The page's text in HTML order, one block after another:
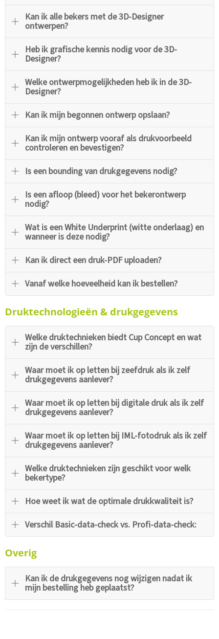
Kan ik alle bekers met de 3D-Designer
ontwerpen?
Heb ik grafische kennis nodig voor de 3D-
Designer?
Welke ontwerpmogelijkheden heb ik in de 3D-
Designer?
Kan ik mijn begonnen ontwerp opslaan?
Kan ik mijn ontwerp vooraf als drukvoorbeeld
controleren en bevestigen?
Is een bounding van drukgegevens nodig?
Is een afloop (bleed) voor het bekerontwerp
nodig?
Wat is een White Underprint (witte onderlaag) en
wanneer is deze nodig?
Kan ik direct een druk-PDF uploaden?
Vanaf welke hoeveelheid kan ik bestellen?
Druktechnologieën & drukgegevens
Welke druktechnieken biedt Cup Concept en wat
zijn de verschillen?
Waar moet ik op letten bij zeefdruk als ik zelf
drukgegevens aanlever?
Waar moet ik op letten bij digitale druk als ik zelf
drukgegevens aanlever?
Waar moet ik op letten bij IML-fotodruk als ik zelf
drukgegevens aanlever?
Welke druktechnieken zijn geschikt voor welk
bekertype?
Hoe weet ik wat de optimale drukkwaliteit is?
Verschil Basic-data-check vs. Profi-data-check:
Overig
Kan ik de drukgegevens nog wijzigen nadat ik
mijn bestelling heb geplaatst?